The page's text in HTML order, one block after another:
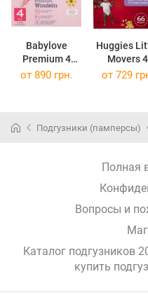
Babylove
Premium 4
/ 84 pcs
Huggies
Movers 4
/ 66 pcs
от 890 грн. от 729
Подгузники (памперсы)
Полная
Вопросы и
Каталог подгузников
купить